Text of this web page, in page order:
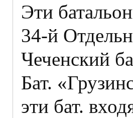
Эти
34-й
Чеченский
Бат.
эти бат.